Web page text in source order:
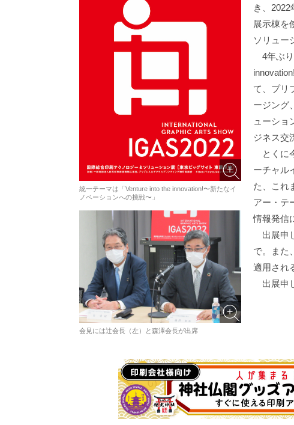
統一テーマは「Venture into the innovation!〜新たなイ
ノベーションへの挑戦〜」
会見には辻会長（左）と森澤会長が出席
き、
展示棟を
ソリュー
4年ぶり
て、プリ
ージング
ューショ
ジネス交
とくに
ーチャル
た、これ
アー・テ
情報発信
出展申
で。また
適用され
出展申